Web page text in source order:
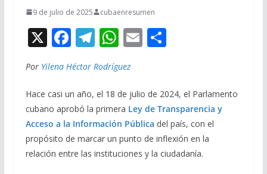
9 de julio de 2025 cubaenresumen
X F
ac
e
b
o
o
k
T
el
e
gr
a
m
W
at
s
A
p
p
E
l
C
p
ar
ti
r
Por Yilena Héctor Rodríguez
Hace casi un año, el 18 de julio de 2024, el Parlamento
cubano aprobó la primera Ley de Transparencia y
Acceso a la Información Pública del país, con el
propósito de marcar un punto de inflexión en la
relación entre las instituciones y la ciudadanía.